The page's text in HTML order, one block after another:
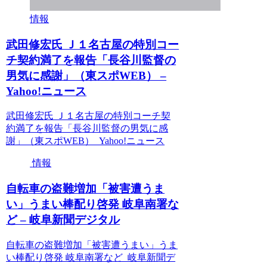
情報
武田修宏氏 Ｊ１名古屋の特別コー
チ契約満了を報告「長谷川監督の
男気に感謝」（東スポWEB） –
Yahoo!ニュース
武田修宏氏 Ｊ１名古屋の特別コーチ契
約満了を報告「長谷川監督の男気に感
謝」（東スポWEB） Yahoo!ニュース
情報
自転車の盗難増加「被害遭うま
い」うまい棒配り啓発 岐阜南署な
ど – 岐阜新聞デジタル
自転車の盗難増加「被害遭うまい」うま
い棒配り啓発 岐阜南署など 岐阜新聞デ